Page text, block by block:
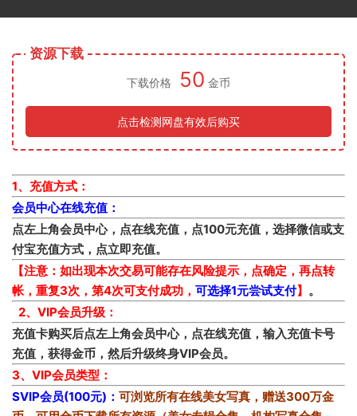
资源下载
下载价格 50 金币
点击检测网盘有效后购买
1、充值方式：
会员中心在线充值：
点左上角会员中心，点在线充值，点100元充值，选择微信或支
付宝充值方式，点立即充值。
【注意：如出现本次交易可能存在风险提示，点确定，再点转
帐，重复3次，第4次可支付成功， 可选择1元尝试支付】 。
2、VIP会员升级：
充值卡购买后点左上角会员中心，点在线充值，输入充值卡号
充值，获得金币，然后升级终身VIP会员。
3、VIP会员类型：
SVIP会员(100元)： 可浏览所有在线美女写真，赠送300万金